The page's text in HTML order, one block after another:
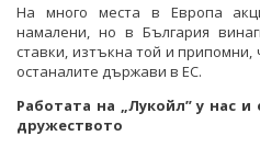
На много места в Европа
намалени, но в България
ставки, изтъкна той и припомни,
останалите държави в ЕС.
Работата на „Лукойл” у нас
дружеството